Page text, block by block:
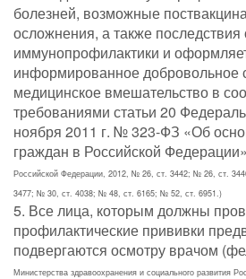
болезней, возможные
осложнения, а также последствия
иммунопрофилактики и
информированное добровольное
медицинское вмешательство в
требованиями статьи 20
ноября 2011 г. № 323-ФЗ «Об
граждан в Российской
Российской Федерации, 2012, № 26, ст. 3442; № 26, ст.
3477; № 30, ст. 4038; № 48, ст. 6165; № 52, ст. 6951.)
5. Все лица, которым должны
профилактические прививки
подвергаются осмотру врачом
Министерства здравоохранения и социального развития